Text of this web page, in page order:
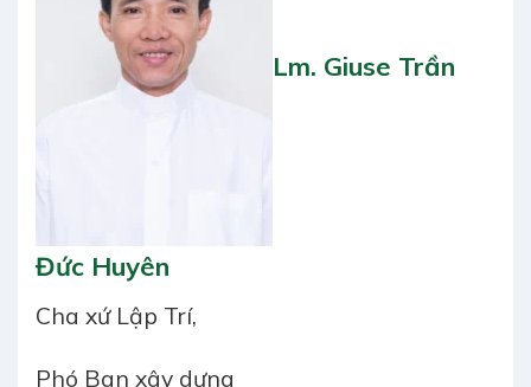
Lm. Giuse Trần
Đức Huyên
Cha xứ Lập Trí,
Phó Ban xây dựng